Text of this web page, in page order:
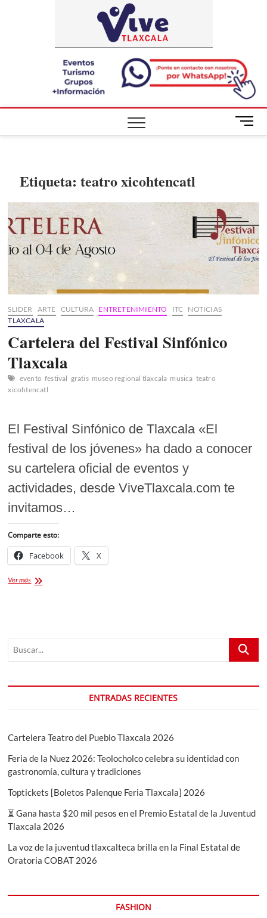
B
o
m
e
n
ú
Etiqueta:teatro xicohtencatl
SLIDER ARTE CULTURA ENTRETENIMIENTO ITC NOTICIAS
TLAXCALA
Cartelera del Festival Sinfónico
Tlaxcala
evento festival gratis museo regional tlaxcala musica teatro
xicohtencatl
El Festival Sinfónico de Tlaxcala «El
festival de los jóvenes» ha dado a conocer
su cartelera oficial de eventos y
actividades, desde ViveTlaxcala.com te
invitamos…
Comparte esto:
Facebook X
Ver másCartelera
Buscar...
ENTRADAS RECIENTES
Cartelera Teatro del Pueblo Tlaxcala 2026
Feria de la Nuez 2026: Teolocholco celebra su identidad con
gastronomía, cultura y tradiciones
Toptickets [Boletos Palenque Feria Tlaxcala] 2026
⏳ Gana hasta $20 mil pesos en el Premio Estatal de la Juventud
Tlaxcala 2026
La voz de la juventud tlaxcalteca brilla en la Final Estatal de
Oratoria COBAT 2026
FASHION